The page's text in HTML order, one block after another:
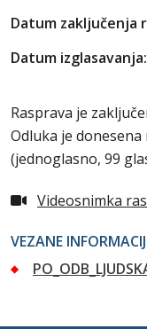
Datum zaključenja
Datum izglasavanja:
Rasprava je
Odluka je donesena
(jednoglasno, 99
Videosnimka
VEZANE